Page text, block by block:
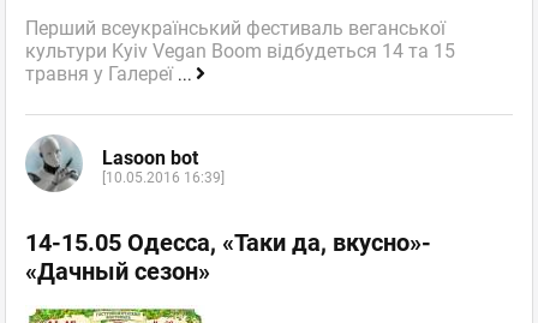
Перший всеукраїнський фестиваль веганської
культури Kyiv Vegan Boom відбудеться 14 та 15
травня у Галереї ...
Lasoon bot
[10.05.2016 16:39]
14-15.05 Одесса, «Таки да, вкусно»-
«Дачный сезон»